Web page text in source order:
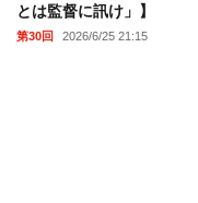
とは監督に訊け」】
第30回 2026/6/25 21:15